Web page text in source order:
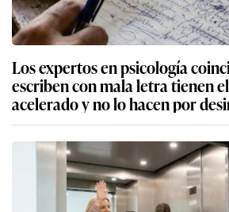
Los expertos en psicología
escriben con mala letra tienen
acelerado y no lo hacen por